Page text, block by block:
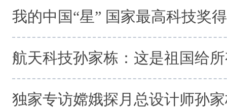
我的中国“星” 国家最高科技奖
航天科技孙家栋：这是祖国给
独家专访嫦娥探月总设计师孙